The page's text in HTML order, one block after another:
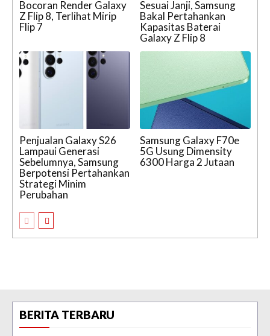
Bocoran Render Galaxy
Z Flip 8, Terlihat Mirip
Flip 7
Sesuai Janji, Samsung
Bakal Pertahankan
Kapasitas Baterai
Galaxy Z Flip 8
Penjualan Galaxy S26
Lampaui Generasi
Sebelumnya, Samsung
Berpotensi Pertahankan
Strategi Minim
Perubahan
Samsung Galaxy F70e
5G Usung Dimensity
6300 Harga 2 Jutaan
BERITA TERBARU